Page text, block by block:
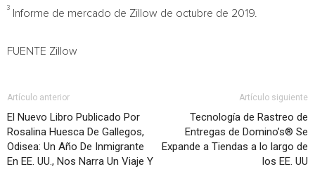
3 Informe de mercado de Zillow de octubre de 2019.
FUENTE Zillow
Artículo anterior
El Nuevo Libro Publicado Por
Rosalina Huesca De Gallegos,
Odisea: Un Año De Inmigrante
En EE. UU., Nos Narra Un Viaje Y
Artículo siguiente
Tecnología de Rastreo de
Entregas de Domino’s® Se
Expande a Tiendas a lo largo de
los EE. UU